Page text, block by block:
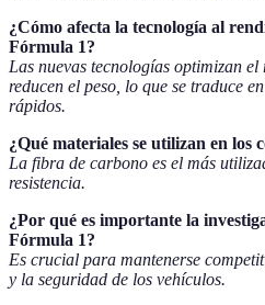
¿Cómo afecta la tecnología al
Fórmula 1?
Las nuevas tecnologías optimizan
reducen el peso, lo que se traduce
rápidos.
¿Qué materiales se utilizan en los
La fibra de carbono es el más
resistencia.
¿Por qué es importante la
Fórmula 1?
Es crucial para mantenerse
y la seguridad de los vehículos.